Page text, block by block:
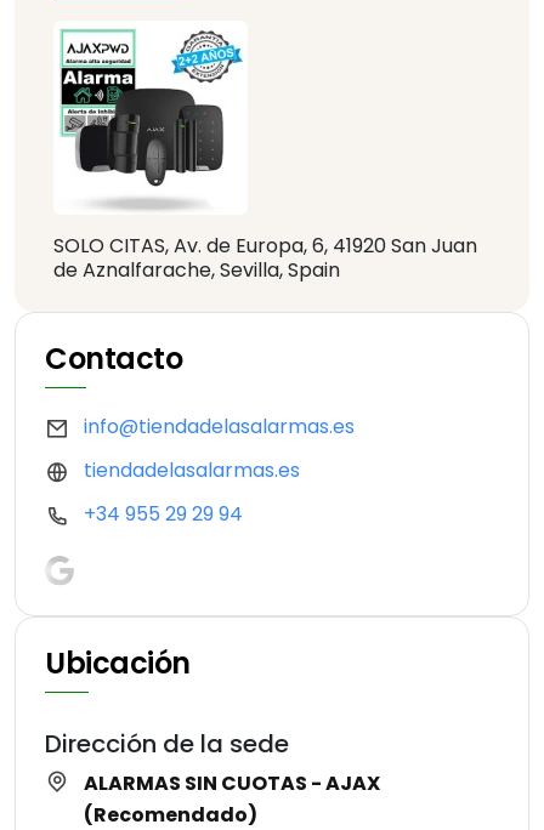
SOLO CITAS, Av. de Europa, 6, 41920 San Juan
de Aznalfarache, Sevilla, Spain
Contacto
info@tiendadelasalarmas.es
tiendadelasalarmas.es
+34 955 29 29 94
Ubicación
Dirección de la sede
ALARMAS SIN CUOTAS - AJAX
(Recomendado)